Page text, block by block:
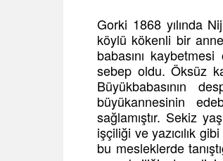
Gorki 1868 yılında
köylü kökenli bir
babasını
sebep oldu. Öksüz
Büyükbabasının
büyükannesinin
sağlamıştır. Sekiz
işçiliği ve yazıcılık
bu mesleklerde